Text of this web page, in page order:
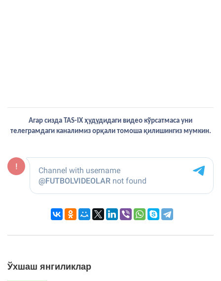
Агар сизда TAS-IX ҳудудидаги видео кўрсатмаса уни
телеграмдаги каналимиз орқали томоша қилишингиз мумкин.
Ўхшаш янгиликлар